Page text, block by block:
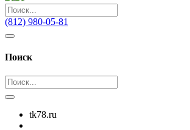
(812) 980-05-81
Поиск
tk78.ru